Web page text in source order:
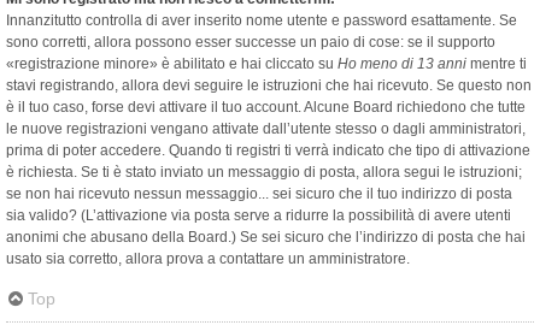
Innanzitutto controlla di aver inserito nome utente e password esattamente. Se
sono corretti, allora possono esser successe un paio di cose: se il supporto
«registrazione minore» è abilitato e hai cliccato su Ho meno di 13 anni mentre ti
stavi registrando, allora devi seguire le istruzioni che hai ricevuto. Se questo non
è il tuo caso, forse devi attivare il tuo account. Alcune Board richiedono che tutte
le nuove registrazioni vengano attivate dall’utente stesso o dagli amministratori,
prima di poter accedere. Quando ti registri ti verrà indicato che tipo di attivazione
è richiesta. Se ti è stato inviato un messaggio di posta, allora segui le istruzioni;
se non hai ricevuto nessun messaggio... sei sicuro che il tuo indirizzo di posta
sia valido? (L’attivazione via posta serve a ridurre la possibilità di avere utenti
anonimi che abusano della Board.) Se sei sicuro che l’indirizzo di posta che hai
usato sia corretto, allora prova a contattare un amministratore.
Top